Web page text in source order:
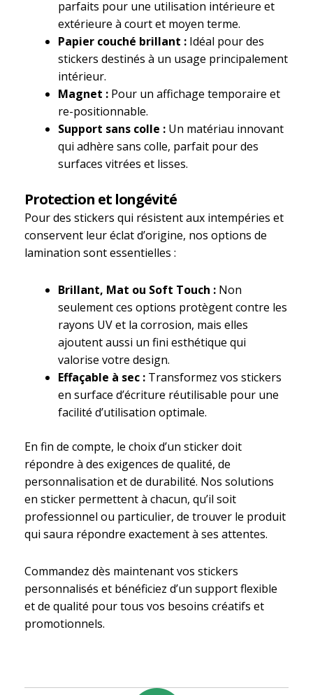
parfaits pour une utilisation intérieure et
extérieure à court et moyen terme.
Papier couché brillant : Idéal pour des
stickers destinés à un usage principalement
intérieur.
Magnet : Pour un affichage temporaire et
re-positionnable.
Support sans colle : Un matériau innovant
qui adhère sans colle, parfait pour des
surfaces vitrées et lisses.
Protection et longévité
Pour des stickers qui résistent aux intempéries et
conservent leur éclat d’origine, nos options de
lamination sont essentielles :
Brillant, Mat ou Soft Touch : Non
seulement ces options protègent contre les
rayons UV et la corrosion, mais elles
ajoutent aussi un fini esthétique qui
valorise votre design.
Effaçable à sec : Transformez vos stickers
en surface d’écriture réutilisable pour une
facilité d’utilisation optimale.
En fin de compte, le choix d’un sticker doit
répondre à des exigences de qualité, de
personnalisation et de durabilité. Nos solutions
en sticker permettent à chacun, qu’il soit
professionnel ou particulier, de trouver le produit
qui saura répondre exactement à ses attentes.
Commandez dès maintenant vos stickers
personnalisés et bénéficiez d’un support flexible
et de qualité pour tous vos besoins créatifs et
promotionnels.